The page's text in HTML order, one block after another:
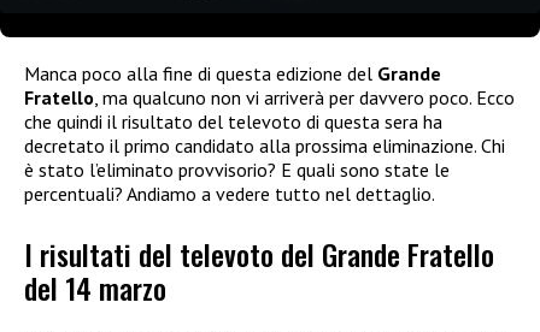
Manca poco alla fine di questa edizione del Grande
Fratello , ma qualcuno non vi arriverà per davvero poco. Ecco
che quindi il risultato del televoto di questa sera ha
decretato il primo candidato alla prossima eliminazione. Chi
è stato l’eliminato provvisorio? E quali sono state le
percentuali? Andiamo a vedere tutto nel dettaglio.
I risultati del televoto del Grande Fratello
del 14 marzo